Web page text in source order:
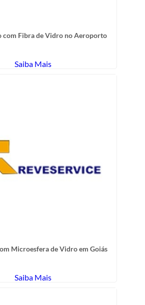
com Fibra de Vidro no Aeroporto
Saiba Mais
Microesfera de Vidro em Goiás
Saiba Mais